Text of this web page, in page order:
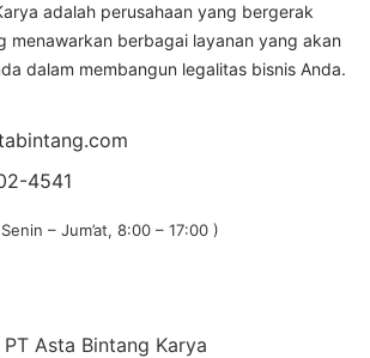
adalah perusahaan yang bergerak
menawarkan berbagai layanan yang akan
dalam membangun legalitas bisnis Anda.
4541
– Jum’at, 8:00 – 17:00 )
Asta Bintang Karya